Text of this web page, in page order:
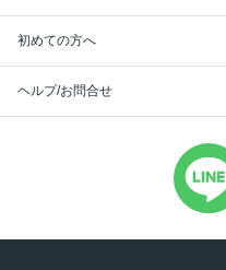
初めての方へ
ヘルプ/お問合せ